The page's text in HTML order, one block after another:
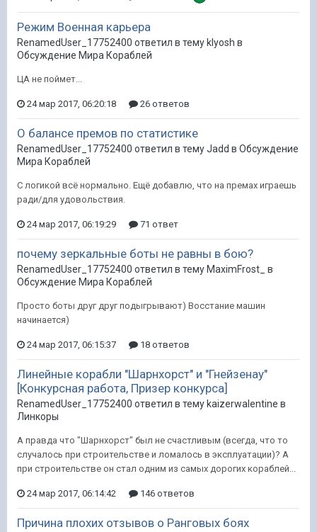
Режим Военная карьера
RenamedUser_17752400 ответил в тему klyosh в
Обсуждение Мира Кораблей
ЦА не поймет...
24 мар 2017, 06:20:18 26 ответов
О балансе премов по статистике
RenamedUser_17752400 ответил в тему Jadd в Обсуждение
Мира Кораблей
С логикой всё нормально. Ещё добавлю, что на премах играешь
ради/для удовольствия.
24 мар 2017, 06:19:29 71 ответ
почему зеркальные боты не равны в бою?
RenamedUser_17752400 ответил в тему MaximFrost_ в
Обсуждение Мира Кораблей
Просто боты друг друг подыгрывают) Восстание машин
начинается)
24 мар 2017, 06:15:37 18 ответов
Линейные корабли "Шарнхорст" и "Гнейзенау"
[Конкурсная работа, Призер конкурса]
RenamedUser_17752400 ответил в тему kaizerwalentine в
Линкоры
А правда что "Шарнхорст" был не счастливым (всегда, что то
случалось при строительстве и ломалось в эксплуатации)? А
при строительстве он стал одним из самых дорогих кораблей...
24 мар 2017, 06:14:42 146 ответов
Причина плохих отзывов о Ранговых боях